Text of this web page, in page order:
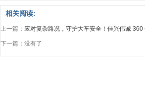
相关阅读:
上一篇： 应对复杂路况，守护大车安全！佳兴伟诚 360
下一篇：没有了